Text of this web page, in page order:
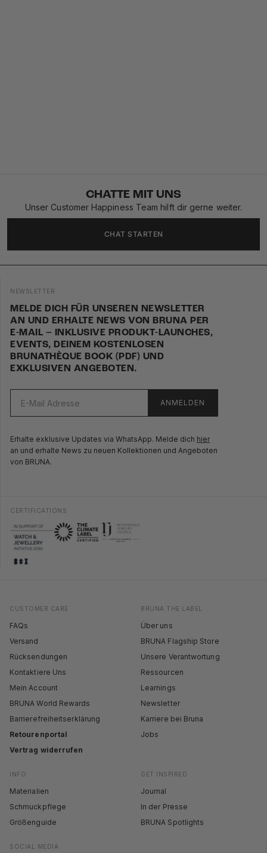
CHATTE MIT UNS
Unser Customer Happiness Team hilft dir gerne weiter.
CHAT STARTEN
SOCIAL MEDIA
CUSTOMER CARE
FAQs
Versand
Rücksendungen
Kontaktiere Uns
Mein Account
BRUNA World Rewards
Barrierefreiheitserklärung
Retourenportal
Vertrag widerrufen
BRUNA THE LABEL
Über uns
BRUNA Flagship Store
Unsere Verantwortung
Ressourcen
Learnings
Newsletter
Karriere bei Bruna
Jobs
INFO
Materialien
Schmuckpflege
Größenguide
GET INSPIRED
Journal
In der Presse
BRUNA Spotlights
NEWSLETTER
MELDE DICH FÜR UNSEREN NEWSLETTER
AN UND ERHALTE NEWS VON BRUNA PER
E-MAIL – INKLUSIVE PRODUKT-LAUNCHES,
EVENTS, DEINEM KOSTENLOSEN
BRUNATHÈQUE BOOK (PDF) UND
EXKLUSIVEN ANGEBOTEN.
ANMELDEN
Erhalte exklusive Updates via WhatsApp. Melde dich hier
an und erhalte News zu neuen Kollektionen und Angeboten
von BRUNA.
CERTIFICATIONS